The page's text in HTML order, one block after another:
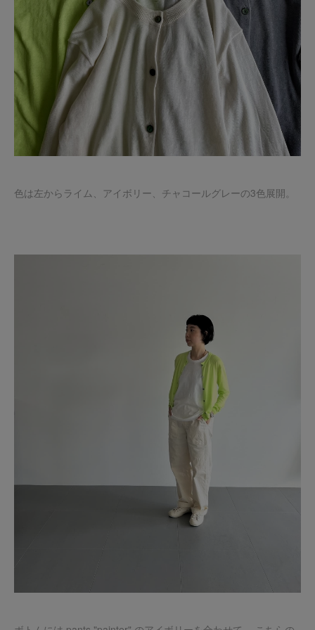
色は左からライム、アイボリー、チャコールグレーの3色展開。